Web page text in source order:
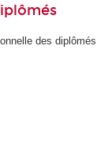
des diplômés